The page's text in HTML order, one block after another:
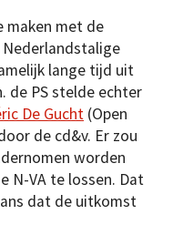
maken met de
Nederlandstalige
lange tijd uit
de PS stelde echter
De Gucht (Open
de cd&v. Er zou
worden
N-VA te lossen. Dat
dat de uitkomst